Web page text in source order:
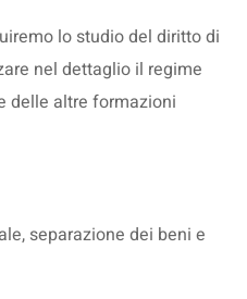
lo studio del diritto di
nel dettaglio il regime
delle altre formazioni
separazione dei beni e